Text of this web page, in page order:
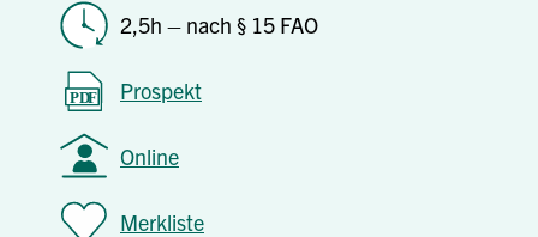
2,5h – nach § 15 FAO
Prospekt
Online
Merkliste